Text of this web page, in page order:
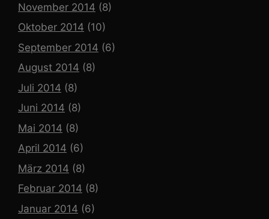
November 2014 (8)
Oktober 2014 (10)
September 2014 (6)
August 2014 (8)
Juli 2014 (8)
Juni 2014 (8)
Mai 2014 (8)
April 2014 (6)
März 2014 (8)
Februar 2014 (8)
Januar 2014 (6)